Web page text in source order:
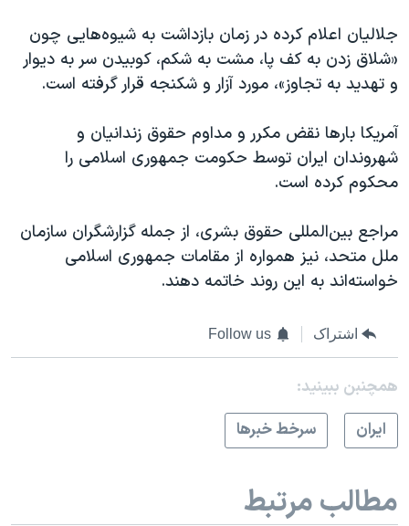
جلالیان اعلام کرده در زمان بازداشت به شیوه‌هایی چون
«شلاق زدن به کف پا، مشت به شکم، کوبیدن سر به دیوار
و تهدید به تجاوز»، مورد آزار و شکنجه قرار گرفته است.
آمریکا بارها نقض مکرر و مداوم حقوق زندانیان و
شهروندان ایران توسط حکومت جمهوری اسلامی را
محکوم کرده است.
مراجع بین‌المللی حقوق بشری، از جمله گزارشگران سازمان
ملل متحد، نیز همواره از مقامات جمهوری اسلامی
خواسته‌اند به این روند خاتمه دهند.
اشتراک Follow us
همچنبن ببینید:
ايران
سرخط خبرها
مطالب مرتبط